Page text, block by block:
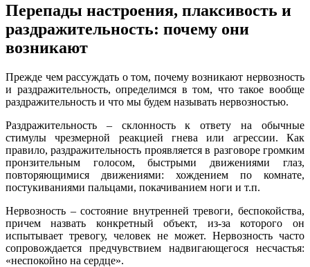
Перепады настроения, плаксивость и
раздражительность: почему они
возникают
Прежде чем рассуждать о том, почему возникают нервозность
и раздражительность, определимся в том, что такое вообще
раздражительность и что мы будем называть нервозностью.
Раздражительность – склонность к ответу на обычные
стимулы чрезмерной реакцией гнева или агрессии. Как
правило, раздражительность проявляется в разговоре громким
пронзительным голосом, быстрыми движениями глаз,
повторяющимися движениями: хождением по комнате,
постукиваниями пальцами, покачиванием ноги и т.п.
Нервозность – состояние внутренней тревоги, беспокойства,
причем назвать конкретный объект, из-за которого он
испытывает тревогу, человек не может. Нервозность часто
сопровождается предчувствием надвигающегося несчастья:
«неспокойно на сердце».